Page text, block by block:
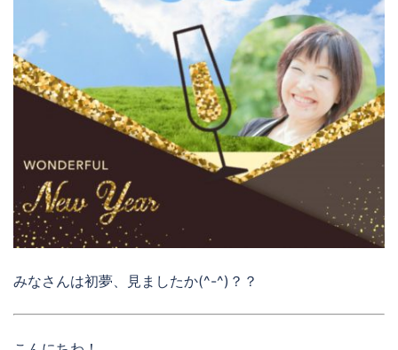
みなさんは初夢、見ましたか(^-^)？？